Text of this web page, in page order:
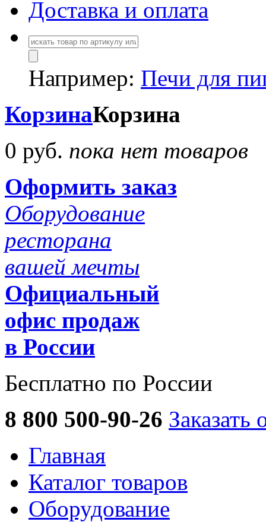
Доставка и оплата
Например: Печи для
КорзинаКорзина
0 руб. пока нет товаров
Оформить заказ
Оборудование
ресторана
вашей мечты
Официальный
офис продаж
в России
Бесплатно по России
8 800 500-90-26 Заказать
Главная
Каталог товаров
Оборудование